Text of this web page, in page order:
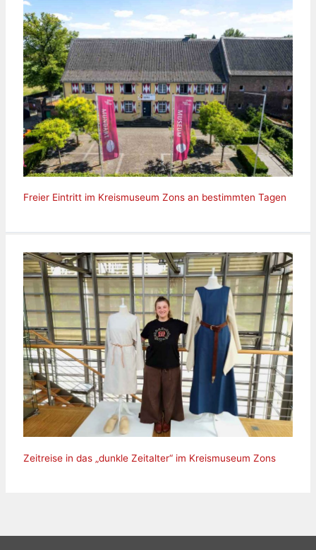
Freier Eintritt im Kreismuseum Zons an bestimmten Tagen
Zeitreise in das „dunkle Zeitalter“ im Kreismuseum Zons